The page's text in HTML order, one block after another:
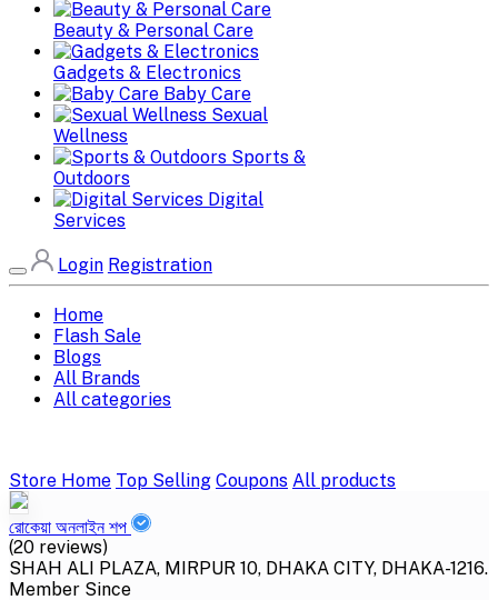
Beauty & Personal Care
Gadgets & Electronics
Baby Care
Sexual
Wellness
Sports &
Outdoors
Digital
Services
Login Registration
Home
Flash Sale
Blogs
All Brands
All categories
Store Home Top Selling Coupons All products
রোকেয়া অনলাইন শপ
(20 reviews)
SHAH ALI PLAZA, MIRPUR 10, DHAKA CITY, DHAKA-1216.
Member Since